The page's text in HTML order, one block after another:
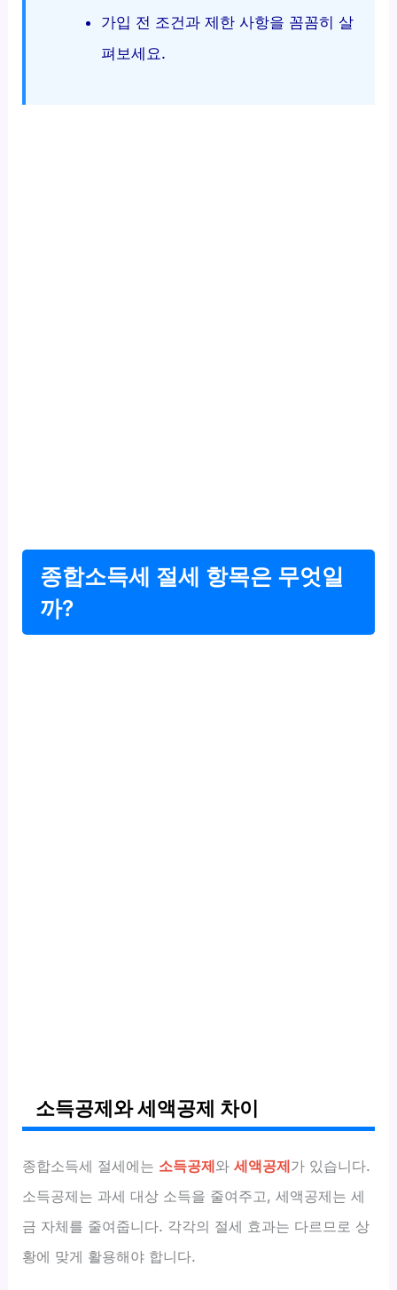
가입 전 조건과 제한 사항을 꼼꼼히 살
펴보세요.
종합소득세 절세 항목은 무엇일
까?
소득공제와 세액공제 차이
종합소득세 절세에는 소득공제와세액공제가 있습니다.
소득공제는 과세 대상 소득을 줄여주고, 세액공제는 세
금 자체를 줄여줍니다. 각각의 절세 효과는 다르므로 상
황에 맞게 활용해야 합니다.